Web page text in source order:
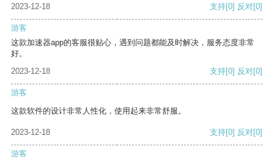
2023-12-18 支持[0] 反对[0]
游客
这款加速器app的客服很贴心，遇到问题都能及时解决，服务态度非常
好。
2023-12-18
支持[0] 反对[0]
游客
这款软件的设计非常人性化，使用起来非常舒服。
2023-12-18 支持[0] 反对[0]
游客